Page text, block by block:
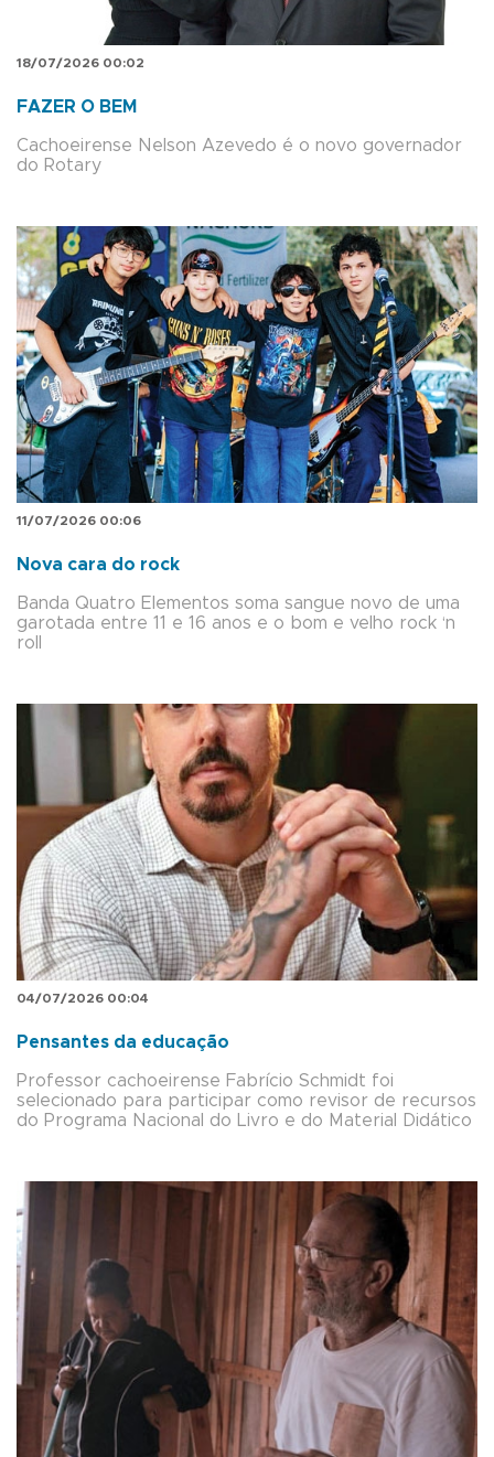
18/07/2026 00:02
FAZER O BEM
Cachoeirense Nelson Azevedo é o novo governador
do Rotary
11/07/2026 00:06
Nova cara do rock
Banda Quatro Elementos soma sangue novo de uma
garotada entre 11 e 16 anos e o bom e velho rock ‘n
roll
04/07/2026 00:04
Pensantes da educação
Professor cachoeirense Fabrício Schmidt foi
selecionado para participar como revisor de recursos
do Programa Nacional do Livro e do Material Didático